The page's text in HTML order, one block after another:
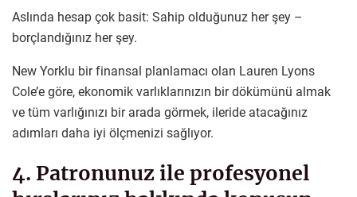
Aslında hesap çok basit: Sahip olduğunuz her şey –
borçlandığınız her şey.
New Yorklu bir finansal planlamacı olan Lauren Lyons
Cole’e göre, ekonomik varlıklarınızın bir dökümünü almak
ve tüm varlığınızı bir arada görmek, ileride atacağınız
adımları daha iyi ölçmenizi sağlıyor.
4. Patronunuz ile profesyonel